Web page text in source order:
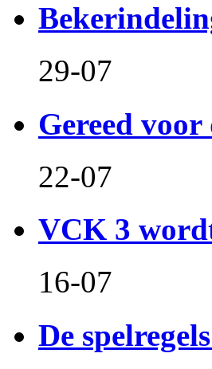
29-07
Gereed
22-07
VCK 3
16-07
De